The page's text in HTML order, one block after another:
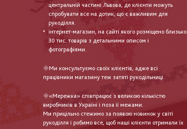
центральній частині Львова, де клієнти можуть
спробувати все на дотик, що є важливим для
рукоділля.
інтернет-магазин, на сайті якого розміщено близько
30 тис. товарів з детальними описом і
фотографіями.
🌞Ми консультуємо своїх клієнтів, адже всі
працівники магазину теж затяті рукодільниці.
🌞«Мережка» співпрацює з великою кількістю
виробників в Україні і поза її межами.
Ми прицільно стежимо за появою новинок у світі
рукоділля і робимо все, щоб наші клієнти отримали їх